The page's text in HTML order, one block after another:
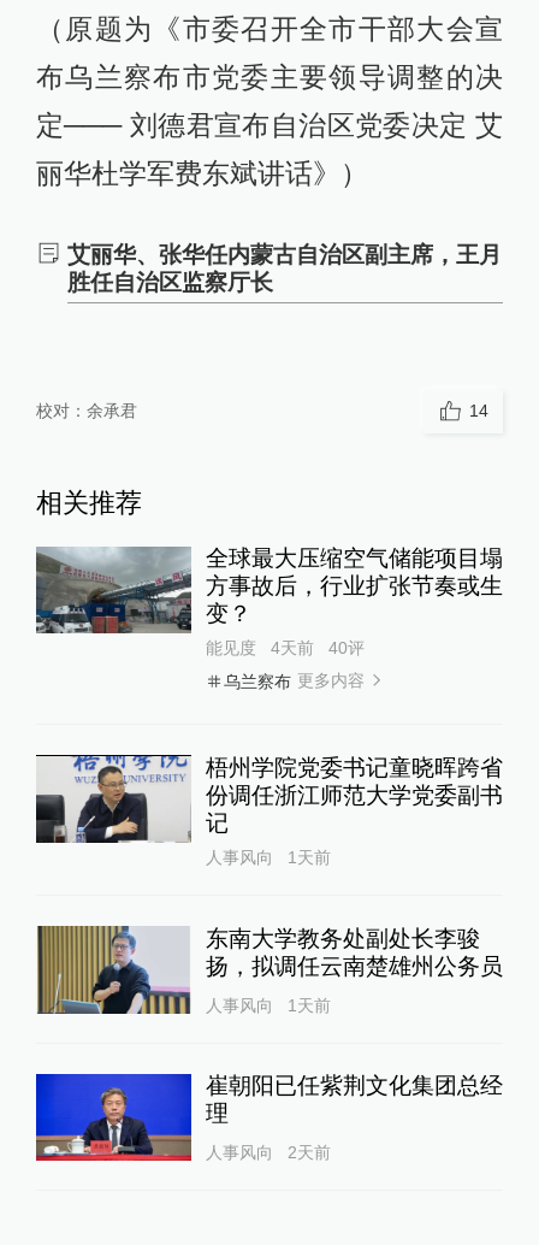
（原题为《市委召开全市干部大会宣
布乌兰察布市党委主要领导调整的决
定─── 刘德君宣布自治区党委决定 艾
丽华杜学军费东斌讲话》）
艾丽华、张华任内蒙古自治区副主席，王月
胜任自治区监察厅长
校对： 余承君 14
相关推荐
全球最大压缩空气储能项目塌
方事故后，行业扩张节奏或生
变？
能见度 4天前 40评
乌兰察布 更多内容
梧州学院党委书记童晓晖跨省
份调任浙江师范大学党委副书
记
人事风向 1天前
东南大学教务处副处长李骏
扬，拟调任云南楚雄州公务员
人事风向 1天前
崔朝阳已任紫荆文化集团总经
理
人事风向 2天前